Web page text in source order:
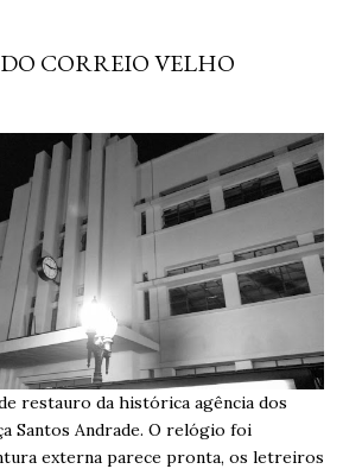
CORREIO VELHO
restauro da histórica agência dos
Santos Andrade. O relógio foi
externa parece pronta, os letreiros